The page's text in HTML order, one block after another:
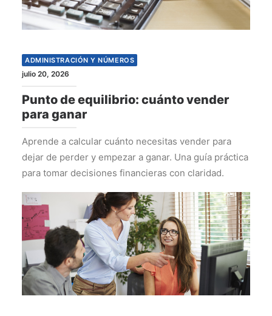
ADMINISTRACIÓN Y NÚMEROS
julio 20, 2026
Punto de equilibrio: cuánto vender
para ganar
Aprende a calcular cuánto necesitas vender para
dejar de perder y empezar a ganar. Una guía práctica
para tomar decisiones financieras con claridad.